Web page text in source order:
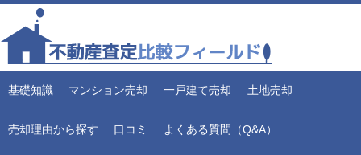
基礎知識 マンション売却 一戸建て売却 土地売却
売却理由から探す 口コミ よくある質問（Q&A）